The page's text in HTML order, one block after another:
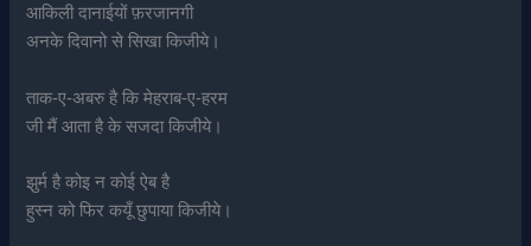
आकिली दानाईयों फ़रजानगी
अनके दिवानो से सिखा किजीये।
ताक-ए-अबरु है कि मेहराब-ए-हरम
जी मैं आता है के सजदा किजीये।
झुर्म है कोइ न कोई ऐब है
हुस्न को फिर कयूँ छुपाया किजीये।